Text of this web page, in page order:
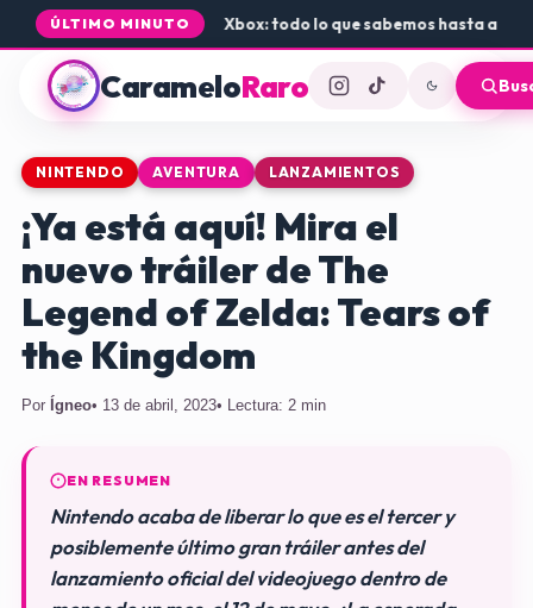
ÚLTIMO MINUTO
de Rogue Core a PS5 y Xbox: todo lo que sabemos hasta ahora
CarameloRaro
NINTENDO AVENTURA LANZAMIENTOS
¡Ya está aquí! Mira el
nuevo tráiler de The
Legend of Zelda: Tears of
the Kingdom
Por Ígneo• 13 de abril, 2023• Lectura: 2 min
EN RESUMEN
Nintendo acaba de liberar lo que es el tercer y
posiblemente último gran tráiler antes del
lanzamiento oficial del videojuego dentro de